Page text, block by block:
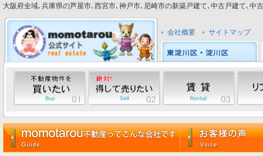
大阪府全域､兵庫県の芦屋市､西宮市､神戸市､尼崎市の新築戸建て､中古戸建て､中
会社概要 サイトマップ